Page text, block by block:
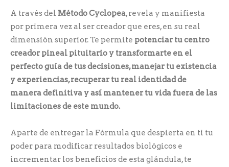
A través del Método Cyclopea, revela y manifiesta
por primera vez al ser creador que eres, en su real
dimensión superior. Te permite potenciar tu centro
creador pineal pituitario y transformarte en el
perfecto guía de tus decisiones, manejar tu existencia
y experiencias, recuperar tu real identidad de
manera definitiva y así mantener tu vida fuera de las
limitaciones de este mundo.
Aparte de entregar la Fórmula que despierta en ti tu
poder para modificar resultados biológicos e
incrementar los beneficios de esta glándula, te